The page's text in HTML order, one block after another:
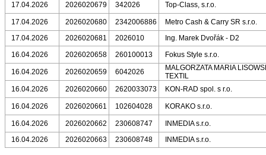
17.04.2026
2026020679 342026 Top-Class, s.r.o.
17.04.2026 2026020680 2342006886
Metro Cash & Carry SR s.r.o.
17.04.2026
2026020681 2026010
Ing. Marek Dvořák - D2
16.04.2026
2026020658 260100013 Fokus Style s.r.o.
16.04.2026 2026020659 6042026
MALGORZATA MARIA
TEXTIL
16.04.2026
2026020660 2620033073 KON-RAD spol. s r.o.
16.04.2026 2026020661 102604028 KORAKO s.r.o.
16.04.2026 2026020662 230608747
INMEDIA s.r.o.
16.04.2026
2026020663 230608748 INMEDIA s.r.o.